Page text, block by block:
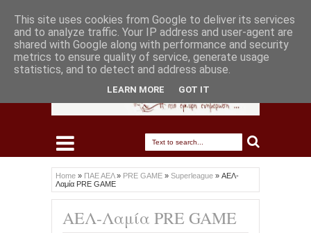
Home » ΠΑΕ ΑΕΛ» PRE GAME » Superleague » ΑΕΛ-
Λαμία PRE GAME
ΑΕΛ-Λαμία PRE GAME
This site uses cookies from Google to deliver its services
and to analyze traffic. Your IP address and user-agent are
shared with Google along with performance and security
metrics to ensure quality of service, generate usage
statistics, and to detect and address abuse.
LEARN MORE GOT IT